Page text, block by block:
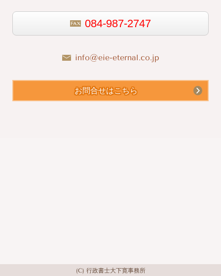
084-987-2747
info@eie-eternal.co.jp
お問合せはこちら
(C) 行政書士大下寛事務所